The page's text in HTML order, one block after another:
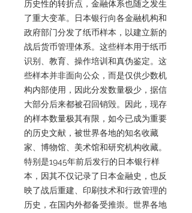
历史性的转折点，金融体系也随之发生
了重大变革。日本银行向各金融机构和
政府部门分发了纸币样本，以建立新的
战后货币管理体系。这些样本用于纸币
识别、教育、操作培训和真伪鉴定。这
些样本并非面向公众，而是仅供少数机
构内部使用，因此分发数量极少，据信
大部分后来都被召回销毁。因此，现存
的样本数量极其有限，如今已成为重要
的历史文献，被世界各地的知名收藏
家、博物馆、美术馆和研究机构收藏。
特别是1945年前后发行的日本银行样
本，因其不仅记录了日本金融史，也反
映了战后重建、印刷技术和行政管理的
历史，在国内外都备受推崇。世界各地